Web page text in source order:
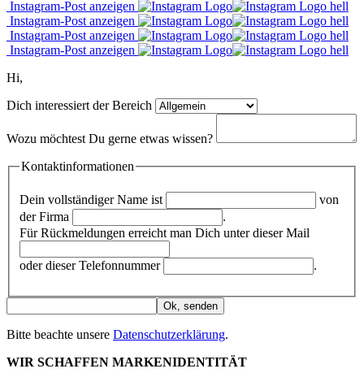
Instagram-Post anzeigen
Instagram-Post anzeigen
Instagram-Post anzeigen
Instagram-Post anzeigen
Hi,
Dich interessiert derBereich
Wozu möchtest Du gerne etwas wissen?
Kontaktinformationen
Dein vollständiger Name ist
von
derFirma
.
Für Rückmeldungen erreicht man Dich unter dieserMail
oder dieserTelefonnummer .
Ok, senden
Bitte beachte unsere Datenschutzerklärung.
WIR SCHAFFEN MARKENIDENTITÄT